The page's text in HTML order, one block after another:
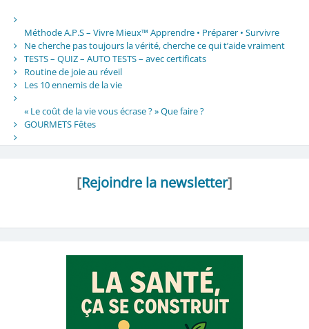
Méthode A.P.S – Vivre Mieux™ Apprendre • Préparer • Survivre
Ne cherche pas toujours la vérité, cherche ce qui t’aide vraiment
TESTS – QUIZ – AUTO TESTS – avec certificats
Routine de joie au réveil
Les 10 ennemis de la vie
« Le coût de la vie vous écrase ? » Que faire ?
GOURMETS Fêtes
[Rejoindre la newsletter]